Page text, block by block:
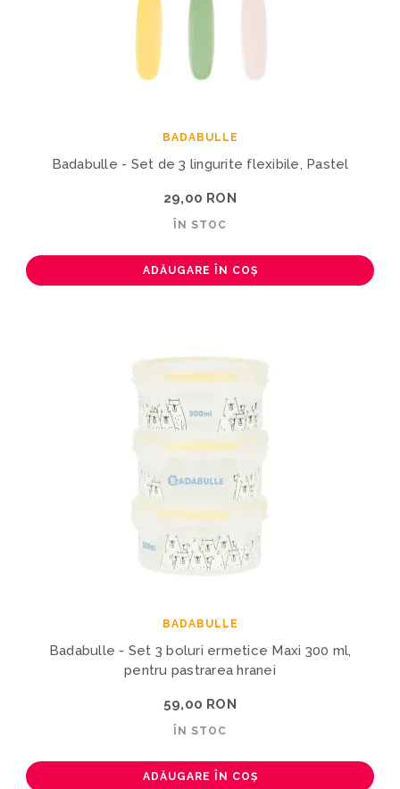
BADABULLE
Badabulle - Set de 3 lingurite flexibile, Pastel
29,00 RON
ÎN STOC
ADĂUGARE ÎN COȘ
BADABULLE
Badabulle - Set 3 boluri ermetice Maxi 300 ml,
pentru pastrarea hranei
59,00 RON
ÎN STOC
ADĂUGARE ÎN COȘ